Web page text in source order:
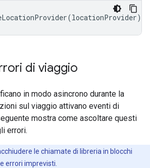
(locationProvider);
di viaggio
in modo asincrono durante la
sul viaggio attivano eventi di
mostra come ascoltare questi
errori.
le chiamate di libreria in blocchi
errori imprevisti.